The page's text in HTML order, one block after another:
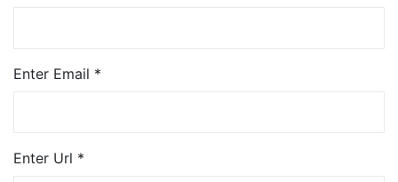
Enter Email *
Enter Url *